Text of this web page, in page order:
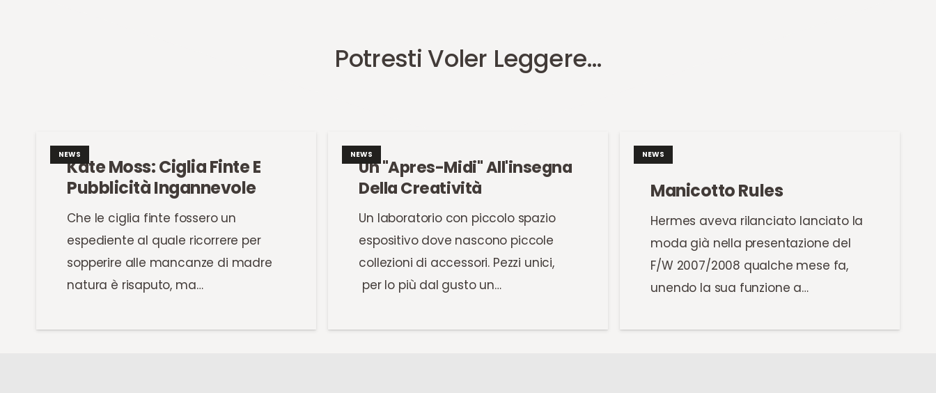
Potresti Voler Leggere…
NEWS
Kate Moss: Ciglia Finte E
Pubblicità Ingannevole
Che le ciglia finte fossero un
espediente al quale ricorrere per
sopperire alle mancanze di madre
natura è risaputo, ma…
NEWS
Un "Apres-Midi" All'insegna
Della Creatività
Un laboratorio con piccolo spazio
espositivo dove nascono piccole
collezioni di accessori. Pezzi unici,
per lo più dal gusto un…
NEWS
Manicotto Rules
Hermes aveva rilanciato lanciato la
moda già nella presentazione del
F/W 2007/2008 qualche mese fa,
unendo la sua funzione a…